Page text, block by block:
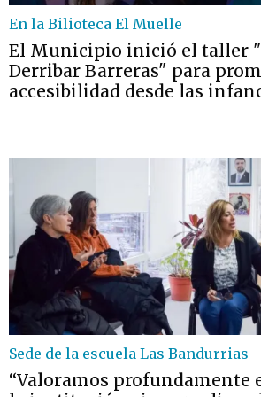
En la Bilioteca El Muelle
El Municipio inició el taller
Derribar Barreras" para
accesibilidad desde las
Sede de la escuela Las Bandurrias
“Valoramos profundamente